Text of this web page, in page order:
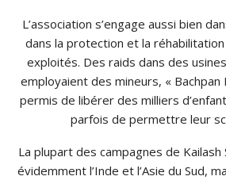
L’association s’engage aussi bien
dans la protection et la
exploités. Des raids dans des
employaient des mineurs, « Bachpan
permis de libérer des milliers
parfois de permettre leur
La plupart des campagnes de Kailash
évidemment l’Inde et l’Asie du Sud,